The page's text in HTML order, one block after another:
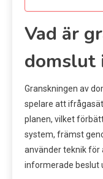
Vad är
domslut
Granskningen av
spelare att
planen, vilket
system, främst
använder teknik
informerade beslut